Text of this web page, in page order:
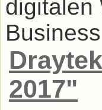
digitalen
2017"